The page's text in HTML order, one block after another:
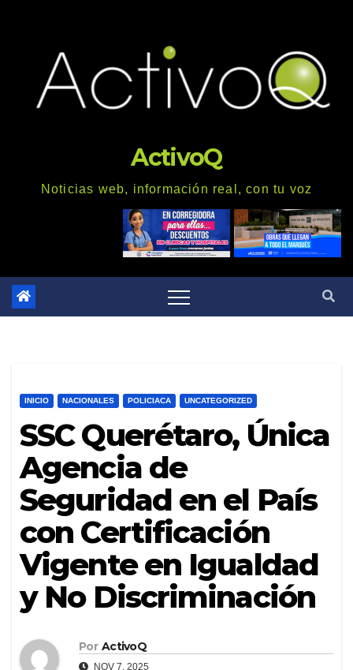
ActivoQ
Noticias web, información real, con tu voz
INICIO NACIONALES POLICIACA UNCATEGORIZED
SSC Querétaro, Única
Agencia de
Seguridad en el País
con Certificación
Vigente en Igualdad
y No Discriminación
Por ActivoQ
NOV 7, 2025